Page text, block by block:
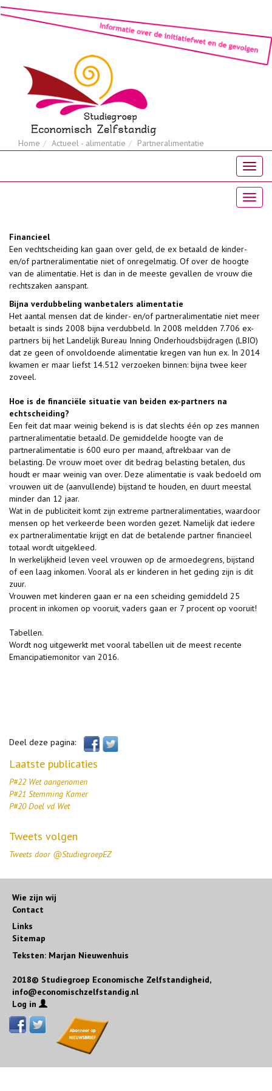
Home Actueel - alimentatie Partneralimentatie
Financieel
Een vechtscheiding kan gaan over geld, de ex betaald de kinder-
en/of partneralimentatie niet of onregelmatig. Of over de hoogte
van de alimentatie. Het is dan in de meeste gevallen de vrouw die
rechtszaken aanspant.
Bijna verdubbeling wanbetalers alimentatie
Het aantal mensen dat de kinder- en/of partneralimentatie niet meer
betaalt is sinds 2008 bijna verdubbeld. In 2008 meldden 7.706 ex-
partners bij het Landelijk Bureau Inning Onderhoudsbijdragen (LBIO)
dat ze geen of onvoldoende alimentatie kregen van hun ex. In 2014
kwamen er maar liefst 14.512 verzoeken binnen: bijna twee keer
zoveel.
Hoe is de financiële situatie van beiden ex-partners na
echtscheiding?
Een feit dat maar weinig bekend is is dat slechts één op zes mannen
partneralimentatie betaald. De gemiddelde hoogte van de
partneralimentatie is 600 euro per maand, aftrekbaar van de
belasting. De vrouw moet over dit bedrag belasting betalen, dus
houdt er maar weinig van over. Deze alimentatie is vaak bedoeld om
vrouwen uit de (aanvullende) bijstand te houden, en duurt meestal
minder dan 12 jaar.
Wat in de publiciteit komt zijn extreme partneralimentaties, waardoor
mensen op het verkeerde been worden gezet. Namelijk dat iedere
ex partneralimentatie krijgt en dat de betalende partner financieel
totaal wordt uitgekleed.
In werkelijkheid leven veel vrouwen op de armoedegrens, bijstand
of een laag inkomen. Vooral als er kinderen in het geding zijn is dit
zuur.
Vrouwen met kinderen gaan er na een scheiding gemiddeld 25
procent in inkomen op vooruit, vaders gaan er 7 procent op vooruit!
Tabellen.
Wordt nog uitgewerkt met vooral tabellen uit de meest recente
Emancipatiemonitor van 2016.
Deel deze pagina:
Laatste publicaties
P#22 Wet aangenomen
P#21 Stemming Kamer
P#20 Doel vd Wet
Tweets volgen
Tweets door @StudiegroepEZ
Wie zijn wij
Contact
Links
Sitemap
Teksten: Marjan Nieuwenhuis
2018© Studiegroep Economische Zelfstandigheid,
info@economischzelfstandig.nl
Log in